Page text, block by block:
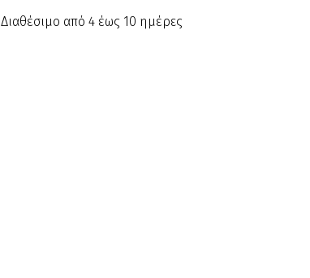
Διαθέσιμο από 4 έως 10 ημέρες